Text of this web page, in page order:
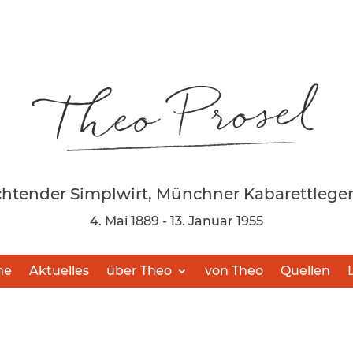
Simplwirt, Münchner
4. Mai 1889 - 13. Januar 1955
Aktuelles über Theo von Theo Quellen